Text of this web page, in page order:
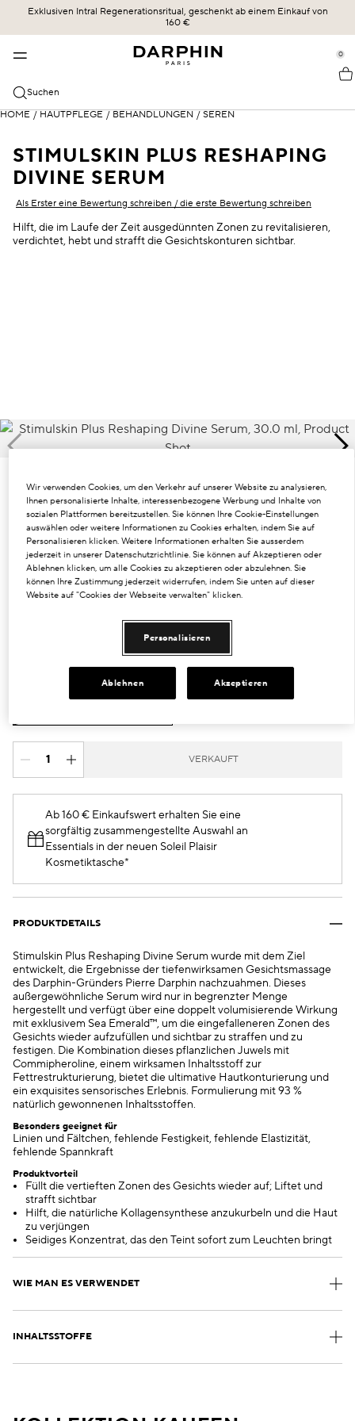
Exklusiven Intral Regenerationsritual, geschenkt ab einem Einkauf von
160 €
::elc_general.menu::
0
Suchen
Sidebar Navigation
BESTSELLER
BESTSELLER
HYDRASKIN
HAUTPFLEGE
ENTDECKEN
Hautpflegeroutine
KATEGORIEN
Alle Shoppen
Reiniger und Toner
Feuchtigkeitspflege mit SPF-Schutz
Augen- und Lippenpflege
Feuchtigkeitsversorgung
Linien und Fältchen
Gemischte Haut
Tint Terne
KOLLEKTIONEN
ALLE SHOPPEN
Stimulskin Plus
Essential Oil Elixir
Ideal Resource
ERBE
UNSERE GESCHICHTE
OLIVIA SZMIDT
DIE WISSENSCHAFT DER LIEFERUNG
HOME / HAUTPFLEGE / BEHANDLUNGEN / SEREN
STIMULSKIN PLUS RESHAPING
DIVINE SERUM
Als Erster eine Bewertung schreiben / die erste Bewertung schreiben
Hilft, die im Laufe der Zeit ausgedünnten Zonen zu revitalisieren,
verdichtet, hebt und strafft die Gesichtskonturen sichtbar.
30 ml
VERKAUFT
Ab 160 € Einkaufswert erhalten Sie eine
sorgfältig zusammengestellte Auswahl an
Essentials in der neuen Soleil Plaisir
Kosmetiktasche*
PRODUKTDETAILS
Stimulskin Plus Reshaping Divine Serum wurde mit dem Ziel
entwickelt, die Ergebnisse der tiefenwirksamen Gesichtsmassage
des Darphin-Gründers Pierre Darphin nachzuahmen. Dieses
außergewöhnliche Serum wird nur in begrenzter Menge
hergestellt und verfügt über eine doppelt volumisierende Wirkung
mit exklusivem Sea Emerald™, um die eingefalleneren Zonen des
Gesichts wieder aufzufüllen und sichtbar zu straffen und zu
festigen. Die Kombination dieses pflanzlichen Juwels mit
Commipheroline, einem wirksamen Inhaltsstoff zur
Fettrestrukturierung, bietet die ultimative Hautkonturierung und
ein exquisites sensorisches Erlebnis. Formulierung mit 93 %
natürlich gewonnenen Inhaltsstoffen.
Besonders geeignet für
Linien und Fältchen, fehlende Festigkeit, fehlende Elastizität,
fehlende Spannkraft
Produktvorteil
Füllt die vertieften Zonen des Gesichts wieder auf; Liftet und
strafft sichtbar
Hilft, die natürliche Kollagensynthese anzukurbeln und die Haut
zu verjüngen
Seidiges Konzentrat, das den Teint sofort zum Leuchten bringt
WIE MAN ES VERWENDET
INHALTSSTOFFE
Wir verwenden Cookies, um den Verkehr auf unserer Website zu analysieren,
Ihnen personalisierte Inhalte, interessenbezogene Werbung und Inhalte von
sozialen Plattformen bereitzustellen. Sie können Ihre Cookie-Einstellungen
auswählen oder weitere Informationen zu Cookies erhalten, indem Sie auf
Personalisieren klicken. Weitere Informationen erhalten Sie ausserdem
jederzeit in unserer Datenschutzrichtlinie. Sie können auf Akzeptieren oder
Ablehnen klicken, um alle Cookies zu akzeptieren oder abzulehnen. Sie
können Ihre Zustimmung jederzeit widerrufen, indem Sie unten auf dieser
Website auf "Cookies der Webseite verwalten" klicken.
Personalisieren
Ablehnen Akzeptieren